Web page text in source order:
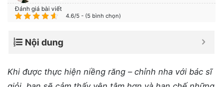
Đánh giá bài viết
4.6/5 - (5 bình chọn)
Nội dung
Khi được thực hiện niềng răng – chỉnh nha với bác sĩ